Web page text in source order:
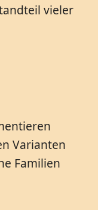
vieler
Varianten
Familien